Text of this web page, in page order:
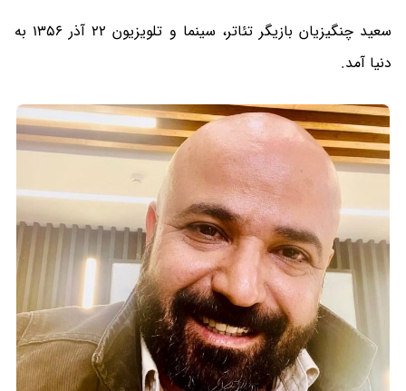
سعید چنگیزیان بازیگر تئاتر، سینما و تلویزیون 22 آذر 1356 به
دنیا آمد.